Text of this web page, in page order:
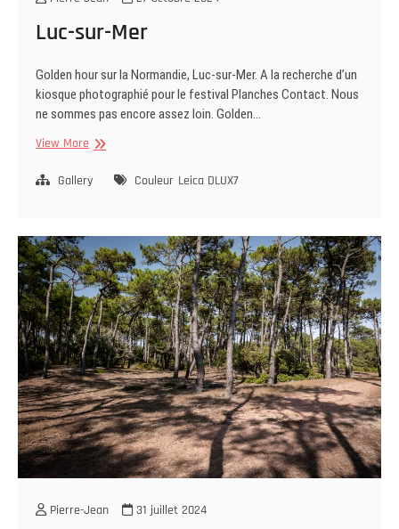
Luc-sur-Mer
Golden hour sur la Normandie, Luc-sur-Mer. A la recherche d’un
kiosque photographié pour le festival Planches Contact. Nous
ne sommes pas encore assez loin. Golden…
View More Luc-
Mer
Gallery Couleur Leica DLUX7
Pierre-Jean 31 juillet 2024